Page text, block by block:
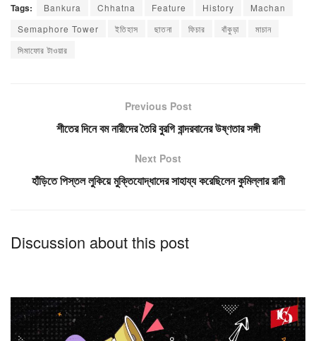
Tags: Bankura Chhatna Feature History
Machan
Semaphore Tower
ইতিহাস ছাতনা ফিচার বাঁকুড়া
মাচান
সিমাফোর টাওয়ার
Previous Post
শীতের দিনে বম নারীদের তৈরি বুরগি বান্দরবানের উষ্ণতার সঙ্গী
Next Post
হাঁড়িতে পিস্তল লুকিয়ে মুক্তিযোদ্ধাদের সাহায্য করেছিলেন কুমিল্লার রানী
Discussion about this post